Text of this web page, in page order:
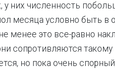
них численность
месяца условно быть в
менее это все-равно
сопротивляются
но пока очень